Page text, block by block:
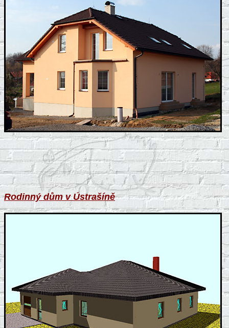
Rodinný dům v Ústrašíně